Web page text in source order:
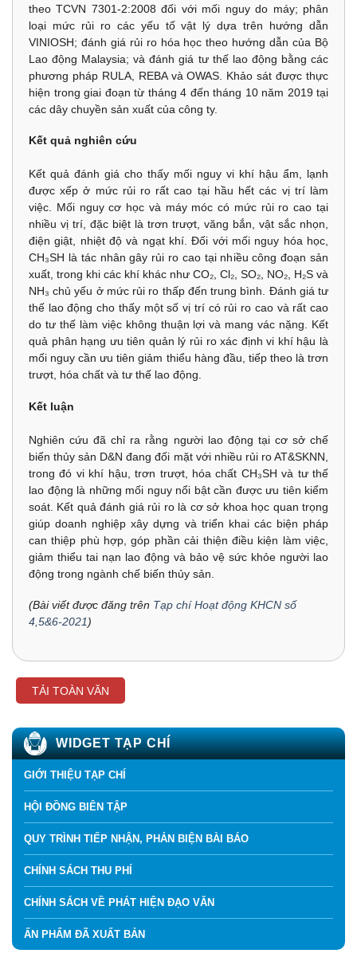
theo TCVN 7301-2:2008 đối với mối nguy do máy; phân
loại mức rủi ro các yếu tố vật lý dựa trên hướng dẫn
VINIOSH; đánh giá rủi ro hóa học theo hướng dẫn của Bộ
Lao động Malaysia; và đánh giá tư thế lao động bằng các
phương pháp RULA, REBA và OWAS. Khảo sát được thực
hiện trong giai đoạn từ tháng 4 đến tháng 10 năm 2019 tại
các dây chuyền sản xuất của công ty.
Kết quả nghiên cứu
Kết quả đánh giá cho thấy mối nguy vi khí hậu ẩm, lạnh
được xếp ở mức rủi ro rất cao tại hầu hết các vị trí làm
việc. Mối nguy cơ học và máy móc có mức rủi ro cao tại
nhiều vị trí, đặc biệt là trơn trượt, văng bắn, vật sắc nhọn,
điện giật, nhiệt độ và ngạt khí. Đối với mối nguy hóa học,
CH₃SH là tác nhân gây rủi ro cao tại nhiều công đoạn sản
xuất, trong khi các khí khác như CO₂, Cl₂, SO₂, NO₂, H₂S và
NH₃ chủ yếu ở mức rủi ro thấp đến trung bình. Đánh giá tư
thế lao động cho thấy một số vị trí có rủi ro cao và rất cao
do tư thế làm việc không thuận lợi và mang vác nặng. Kết
quả phân hạng ưu tiên quản lý rủi ro xác định vi khí hậu là
mối nguy cần ưu tiên giảm thiểu hàng đầu, tiếp theo là trơn
trượt, hóa chất và tư thế lao động.
Kết luận
Nghiên cứu đã chỉ ra rằng người lao động tại cơ sở chế
biến thủy sản D&N đang đối mặt với nhiều rủi ro AT&SKNN,
trong đó vi khí hậu, trơn trượt, hóa chất CH₃SH và tư thế
lao động là những mối nguy nổi bật cần được ưu tiên kiểm
soát. Kết quả đánh giá rủi ro là cơ sở khoa học quan trọng
giúp doanh nghiệp xây dựng và triển khai các biện pháp
can thiệp phù hợp, góp phần cải thiện điều kiện làm việc,
giảm thiểu tai nạn lao động và bảo vệ sức khỏe người lao
động trong ngành chế biến thủy sản.
(Bài viết được đăng trên Tạp chí Hoạt động KHCN số
4,5&6-2021)
TẢI TOÀN VĂN
WIDGET TẠP CHÍ
GIỚI THIỆU TẠP CHÍ
HỘI ĐỒNG BIÊN TẬP
QUY TRÌNH TIẾP NHẬN, PHẢN BIỆN BÀI BÁO
CHÍNH SÁCH THU PHÍ
CHÍNH SÁCH VỀ PHÁT HIỆN ĐẠO VĂN
ẤN PHẨM ĐÃ XUẤT BẢN